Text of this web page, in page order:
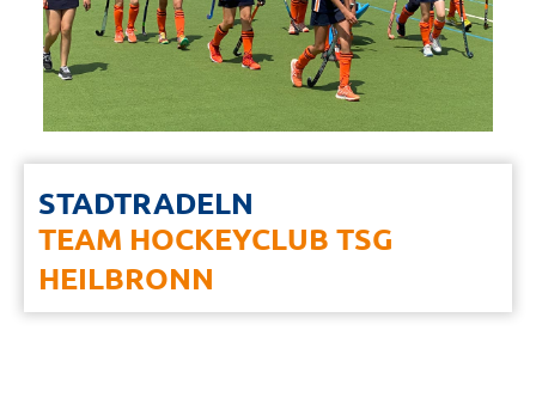
STADTRADELN
TEAM HOCKEYCLUB TSG
HEILBRONN